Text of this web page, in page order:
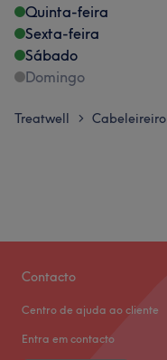
Quinta-feira
Sexta-feira
Sábado
Domingo
Treatwell > Cabeleireiro
Contacto
Centro de ajuda ao cliente
Entra em contacto